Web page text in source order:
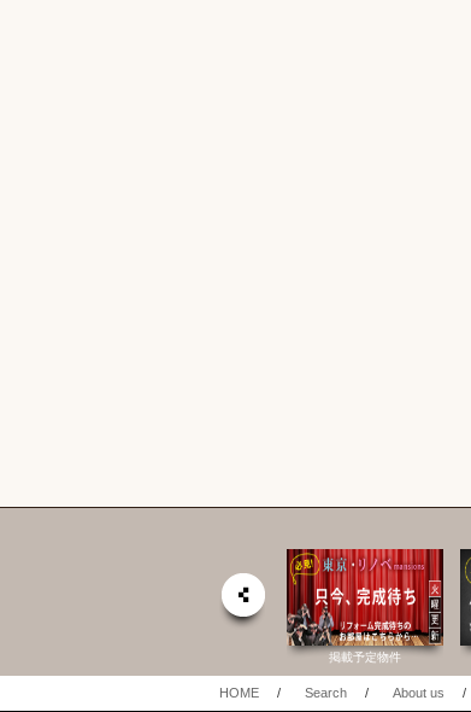
掲載予定物件
HOME / Search / About us /